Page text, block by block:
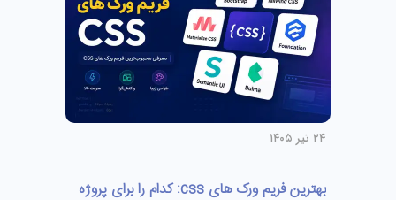
۲۴ تیر ۱۴۰۵
بهترین فریم ورک های css: کدام را برای پروژه